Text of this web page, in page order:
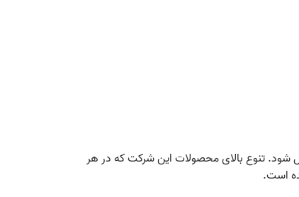
شود. تنوع بالای محصولات این شرکت که در هر
است.